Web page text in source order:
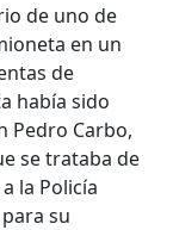
de uno de
en un
de
había sido
Pedro Carbo,
se trataba de
la Policía
su